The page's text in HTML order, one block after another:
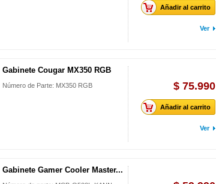
Añadir al carrito
Ver
Gabinete Cougar MX350 RGB
Número de Parte: MX350 RGB $ 75.990
Añadir al carrito
Ver
Gabinete Gamer Cooler Master...